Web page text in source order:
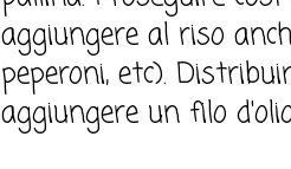
aggiungere al riso
peperoni, etc).
aggiungere un filo